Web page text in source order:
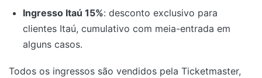
Ingresso Itaú 15%: desconto exclusivo para
clientes Itaú, cumulativo com meia-entrada em
alguns casos.
Todos os ingressos são vendidos pela Ticketmaster,